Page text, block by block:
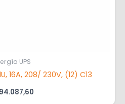
UPS
16A, 208/ 230V, (12) C13